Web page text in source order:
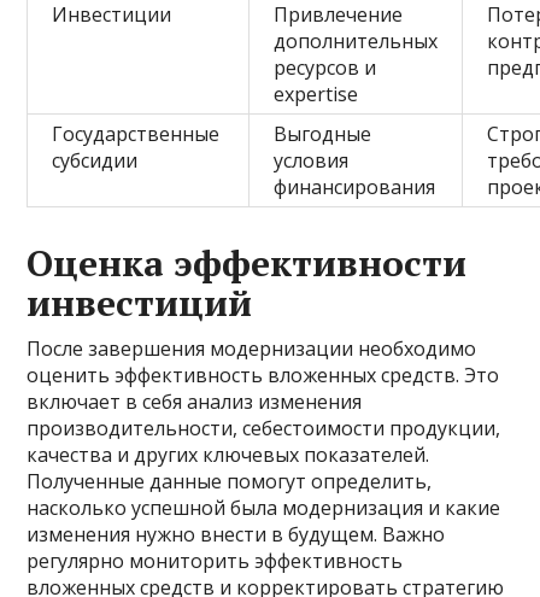
Инвестиции
Привлечение
дополнительных
ресурсов и
expertise
Государственные
субсидии
Выгодные
условия
финансирования
Оценка эффективности
инвестиций
После завершения модернизации необходимо
оценить эффективность вложенных средств. Это
включает в себя анализ изменения
производительности, себестоимости продукции,
качества и других ключевых показателей.
Полученные данные помогут определить,
насколько успешной была модернизация и какие
изменения нужно внести в будущем. Важно
регулярно мониторить эффективность
вложенных средств и корректировать стратегию